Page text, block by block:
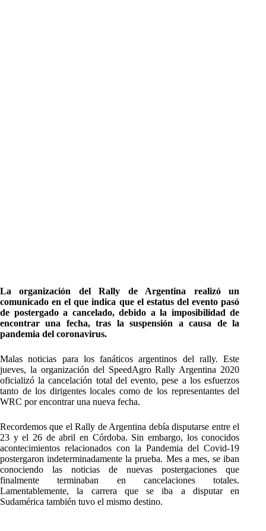
La organización del Rally de Argentina realizó un
comunicado en el que indica que el estatus del evento pasó
de postergado a cancelado, debido a la imposibilidad de
encontrar una fecha, tras la suspensión a causa de la
pandemia del coronavirus.
Malas noticias para los fanáticos argentinos del rally. Este
jueves, la organización del SpeedAgro Rally Argentina 2020
oficializó la cancelación total del evento, pese a los esfuerzos
tanto de los dirigentes locales como de los representantes del
WRC por encontrar una nueva fecha.
Recordemos que el Rally de Argentina debía disputarse entre el
23 y el 26 de abril en Córdoba. Sin embargo, los conocidos
acontecimientos relacionados con la Pandemia del Covid-19
postergaron indeterminadamente la prueba. Mes a mes, se iban
conociendo las noticias de nuevas postergaciones que
finalmente terminaban en cancelaciones totales.
Lamentablemente, la carrera que se iba a disputar en
Sudamérica también tuvo el mismo destino.